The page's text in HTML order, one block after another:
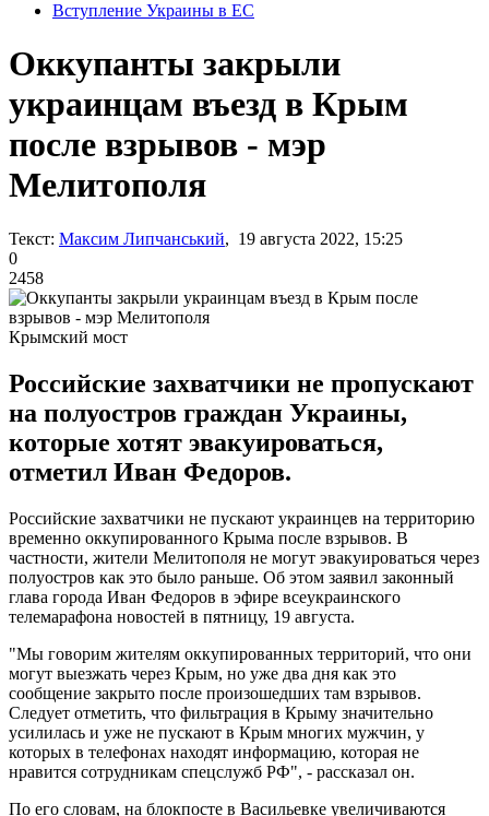
Вступление Украины в ЕС
Оккупанты закрыли
украинцам въезд в Крым
после взрывов - мэр
Мелитополя
Текст: Максим Липчанський, 19 августа 2022, 15:25
0
2458
Крымский мост
Российские захватчики не пропускают
на полуостров граждан Украины,
которые хотят эвакуироваться,
отметил Иван Федоров.
Российские захватчики не пускают украинцев на территорию
временно оккупированного Крыма после взрывов. В
частности, жители Мелитополя не могут эвакуироваться через
полуостров как это было раньше. Об этом заявил законный
глава города Иван Федоров в эфире всеукраинского
телемарафона новостей в пятницу, 19 августа.
"Мы говорим жителям оккупированных территорий, что они
могут выезжать через Крым, но уже два дня как это
сообщение закрыто после произошедших там взрывов.
Следует отметить, что фильтрация в Крыму значительно
усилилась и уже не пускают в Крым многих мужчин, у
которых в телефонах находят информацию, которая не
нравится сотрудникам спецслужб РФ", - рассказал он.
По его словам, на блокпосте в Васильевке увеличиваются